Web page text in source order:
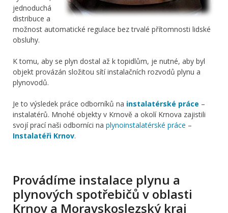
jednoduchá
distribuce a
možnost automatické regulace bez trvalé přítomnosti lidské
obsluhy.
K tomu, aby se plyn dostal až k topidlům, je nutné, aby byl
objekt provázán složitou sítí instalačních rozvodů plynu a
plynovodů.
Je to výsledek práce odborníků na instalatérské práce –
instalatérů. Mnohé objekty v Krnově a okolí Krnova zajistili
svojí prací naši odborníci na plynoinstalatérské práce –
Instalatéři Krnov.
Provádíme instalace plynu a
plynových spotřebičů v oblasti
Krnov a Moravskoslezský kraj